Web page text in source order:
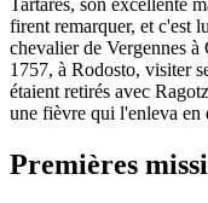
firent remarquer, et c'est
chevalier de Vergennes
1757, à Rodosto, visiter
étaient retirés avec
une fièvre qui l'enleva en
Premières